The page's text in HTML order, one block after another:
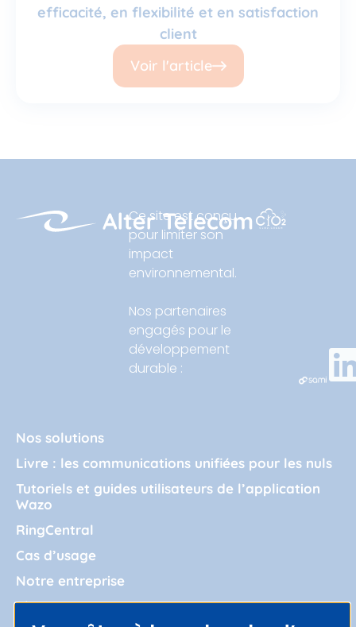
efficacité, en flexibilité et en satisfaction
client
Voir l'article
Ce site est conçu
pour limiter son
impact
environnemental.
Nos partenaires
engagés pour le
développement
durable :
Nos solutions
Livre : les communications unifiées pour les nuls
Tutoriels et guides utilisateurs de l’application
Wazo
RingCentral
Cas d’usage
Notre entreprise
Blog